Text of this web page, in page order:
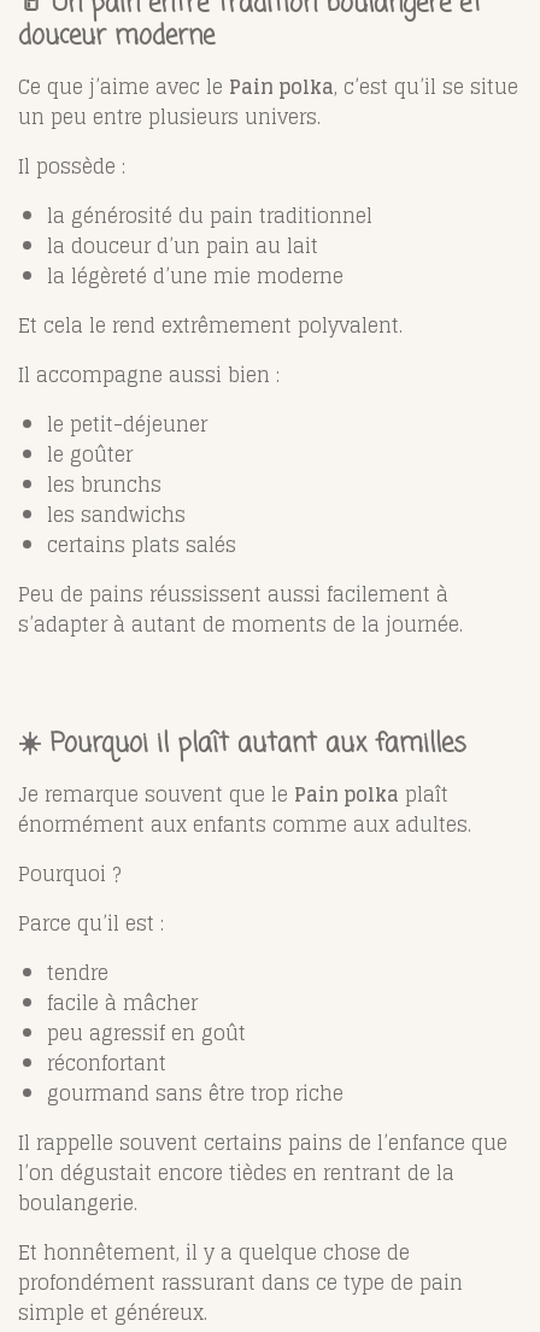
douceur moderne
Ce que j’aime avec le Pain polka, c’est qu’il se situe
un peu entre plusieurs univers.
Il possède :
la générosité du pain traditionnel
la douceur d’un pain au lait
la légèreté d’une mie moderne
Et cela le rend extrêmement polyvalent.
Il accompagne aussi bien :
le petit-déjeuner
le goûter
les brunchs
les sandwichs
certains plats salés
Peu de pains réussissent aussi facilement à
s’adapter à autant de moments de la journée.
☀️ Pourquoi il plaît autant aux familles
Je remarque souvent que le Pain polka plaît
énormément aux enfants comme aux adultes.
Pourquoi ?
Parce qu’il est :
tendre
facile à mâcher
peu agressif en goût
réconfortant
gourmand sans être trop riche
Il rappelle souvent certains pains de l’enfance que
l’on dégustait encore tièdes en rentrant de la
boulangerie.
Et honnêtement, il y a quelque chose de
profondément rassurant dans ce type de pain
simple et généreux.